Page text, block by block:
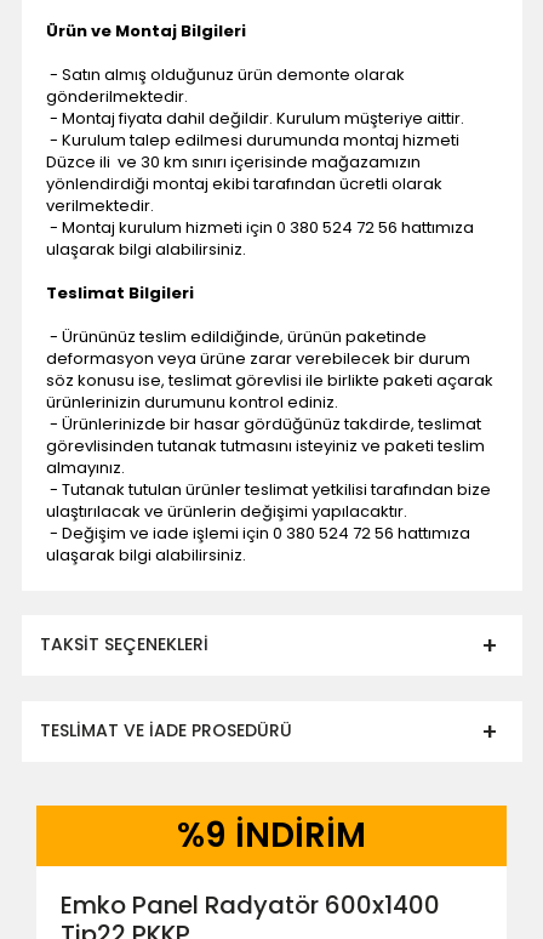
Ürün ve Montaj Bilgileri
- Satın almış olduğunuz ürün demonte olarak
gönderilmektedir.
- Montaj fiyata dahil değildir. Kurulum müşteriye aittir.
- Kurulum talep edilmesi durumunda montaj hizmeti
Düzce ili ve 30 km sınırı içerisinde mağazamızın
yönlendirdiği montaj ekibi tarafından ücretli olarak
verilmektedir.
- Montaj kurulum hizmeti için 0 380 524 72 56 hattımıza
ulaşarak bilgi alabilirsiniz.
Teslimat Bilgileri
- Ürününüz teslim edildiğinde, ürünün paketinde
deformasyon veya ürüne zarar verebilecek bir durum
söz konusu ise, teslimat görevlisi ile birlikte paketi açarak
ürünlerinizin durumunu kontrol ediniz.
- Ürünlerinizde bir hasar gördüğünüz takdirde, teslimat
görevlisinden tutanak tutmasını isteyiniz ve paketi teslim
almayınız.
- Tutanak tutulan ürünler teslimat yetkilisi tarafından bize
ulaştırılacak ve ürünlerin değişimi yapılacaktır.
- Değişim ve iade işlemi için 0 380 524 72 56 hattımıza
ulaşarak bilgi alabilirsiniz.
TAKSIT SEÇENEKLERI
TESLİMAT VE İADE PROSEDÜRÜ
teslimatlar firmamız tarafından
gerçekleştirilmektedir.
- Mesafelere göre teslimat süreleri değişmektedir.
nakliye ücreti alıcıya aittir.
- Adrese teslim edilen ürünler araç üzerinden teslim
%9 İNDİRİM
Emko Panel Radyatör 600x1400